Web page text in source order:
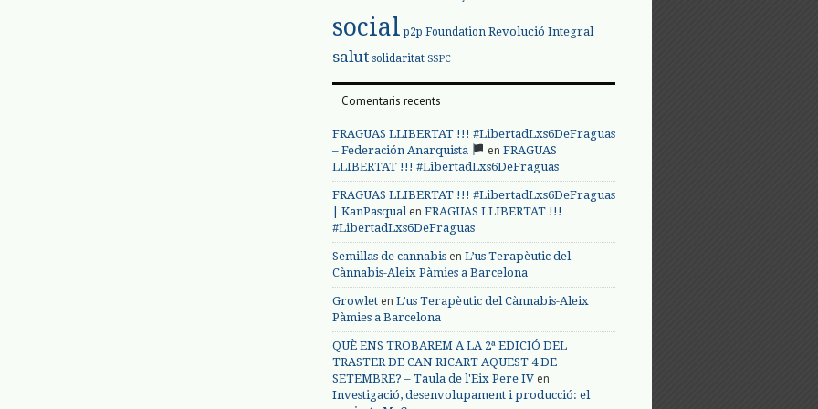
social p2p Foundation Revolució Integral
salut solidaritat SSPC
Comentaris recents
FRAGUAS LLIBERTAT !!! #LibertadLxs6DeFraguas
– Federación Anarquista
en FRAGUAS
LLIBERTAT !!! #LibertadLxs6DeFraguas
FRAGUAS LLIBERTAT !!! #LibertadLxs6DeFraguas
| KanPasqualen FRAGUAS LLIBERTAT !!!
#LibertadLxs6DeFraguas
Semillas de cannabis en L’us Terapèutic del
Cànnabis-Aleix Pàmies a Barcelona
Growlet en L’us Terapèutic del Cànnabis-Aleix
Pàmies a Barcelona
QUÈ ENS TROBAREM A LA 2ª EDICIÓ DEL
TRASTER DE CAN RICART AQUEST 4 DE
SETEMBRE? – Taula de l'Eix Pere IV en
Investigació, desenvolupament i producció: el